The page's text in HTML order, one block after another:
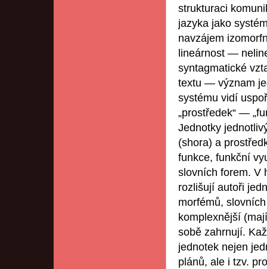
strukturaci
jazyka jako
navzájem
lineárnost —
syntagmatické
textu — význam
systému vidí
„prostředek“ —
Jednotky
(shora) a
funkce, funkční
slovních forem. V
rozlišují autoři
morfémů,
komplexnější
sobě zahrnují.
jednotek nejen
plánů, ale i tzv.